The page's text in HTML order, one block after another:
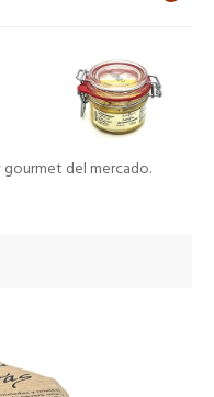
gourmet del mercado.